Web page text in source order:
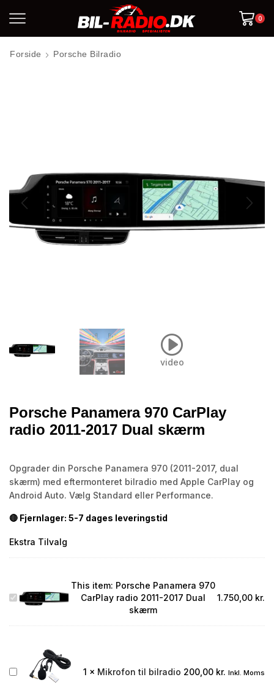
0
Forside Porsche Bilradio
video
Porsche Panamera 970 CarPlay
radio 2011-2017 Dual skærm
Opgrader din Porsche Panamera 970 (2011-2017, dual
skærm) med eftermonteret bilradio med Apple CarPlay og
Android Auto. Vælg Standard eller Performance.
🔴 Fjernlager: 5-7 dages leveringstid
Ekstra Tilvalg
Porsche
Panamera
2017
This item: Porsche Panamera 970
CarPlay radio 2011-2017 Dual
skærm
1.750,00 kr.
Mikrofon
1 × Mikrofon til bilradio 200,00 kr. Inkl. Moms